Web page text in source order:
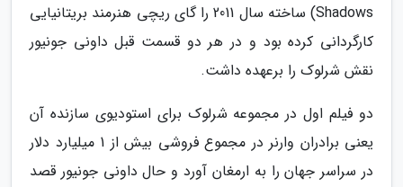
Shadows) ساخته سال 2011 را گای ریچی هنرمند بریتانیایی
کارگردانی کرده بود و در هر دو قسمت قبل داونی جونیور
نقش شرلوک را برعهده داشت.
دو فیلم اول در مجموعه شرلوک برای استودیوی سازنده آن
یعنی برادران وارنر در مجموع فروشی بیش از 1 میلیارد دلار
در سراسر جهان را به ارمغان آورد و حال داونی جونیور قصد